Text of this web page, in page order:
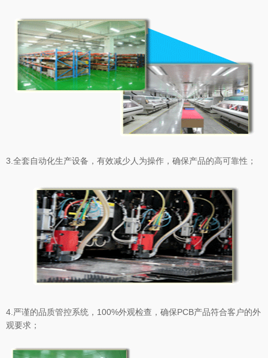
3.全套自动化生产设备，有效减少人为操作，确保产品的高可靠性；
4.严谨的品质管控系统，100%外观检查，确保PCB产品符合客户的外
观要求；